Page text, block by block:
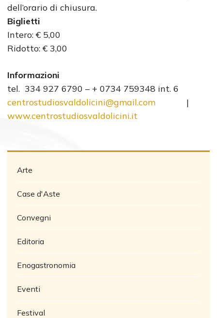
dell’orario di chiusura.
Biglietti
Intero: € 5,00
Ridotto: € 3,00
Informazioni
tel. 334 927 6790 – + 0734 759348 int. 6
centrostudiosvaldolicini@gmail.com
|
www.centrostudiosvaldolicini.it
Arte
Case d'Aste
Convegni
Editoria
Enogastronomia
Eventi
Festival